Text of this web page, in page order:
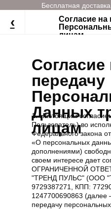
Бесплатная
‹
Согласие на
лицам
Согласие
передачу
Данных
лицам
1. Настоящим
Пользователь) во
Федерального закона
«О персональных
дополнениями)
своем интересе дает
ОГРАНИЧЕННОЙ
"ТРЕНД ПУЛЬС" (ООО
9729387271, КПП:
1247700690863 (далее
передачу